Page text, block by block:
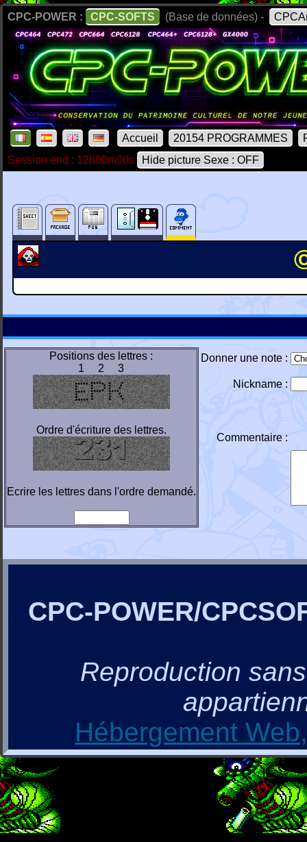
CPC-POWER : CPC-SOFTS (Base de données) -
Accueil 20154 PROGRAMMES
Session end : 12h00m00s
Hide picture Sexe : OFF
Positions des lettres :
1 2 3
Ordre d'écriture des lettres.
Ecrire les lettres dans l'ordre demandé.
Donner une note :
Nickname :
Commentaire :
CPC-POWER/
Reproduction
Hébergement